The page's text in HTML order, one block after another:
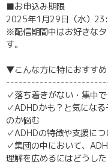
■お申込み期限
2025年1月29日（水）
※配信期間中はお好きな
す。
▼こんな方に特におすすめ
✓落ち着きがない・集中
✓ADHDかも？と気にな
のか悩む
✓ADHDの特徴や支援に
✓集団の中において、
理解を広めるにはどうし